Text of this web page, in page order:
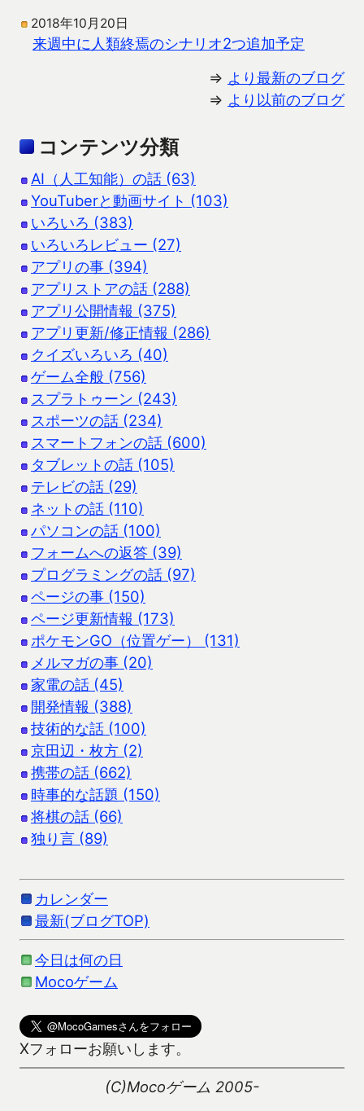
2018年10月20日
来週中に人類終焉のシナリオ2つ追加予定
⇒ より最新のブログ
⇒ より以前のブログ
コンテンツ分類
AI（人工知能）の話 (63)
YouTuberと動画サイト (103)
いろいろ (383)
いろいろレビュー (27)
アプリの事 (394)
アプリストアの話 (288)
アプリ公開情報 (375)
アプリ更新/修正情報 (286)
クイズいろいろ (40)
ゲーム全般 (756)
スプラトゥーン (243)
スポーツの話 (234)
スマートフォンの話 (600)
タブレットの話 (105)
テレビの話 (29)
ネットの話 (110)
パソコンの話 (100)
フォームへの返答 (39)
プログラミングの話 (97)
ページの事 (150)
ページ更新情報 (173)
ポケモンGO（位置ゲー） (131)
メルマガの事 (20)
家電の話 (45)
開発情報 (388)
技術的な話 (100)
京田辺・枚方 (2)
携帯の話 (662)
時事的な話題 (150)
将棋の話 (66)
独り言 (89)
カレンダー
最新(ブログTOP)
今日は何の日
Mocoゲーム
Xフォローお願いします。
(C)Mocoゲーム 2005-